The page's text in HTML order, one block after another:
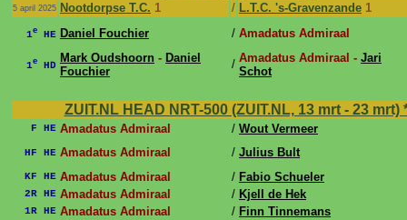
5 april 2025 Nootdorpse T.C. 1 / L.T.C. 's-Gravenzande 1
1e HE Daniel Fouchier / Amadatus Admiraal
1e HD
Mark Oudshoorn - Daniel
Fouchier
/ Amadatus Admiraal - Jari
Schot
ZUIT.NL HEAD NRT-500 (ZUIT.NL, 13 mrt - 23 mrt)
F HE Amadatus Admiraal / Wout Vermeer
HF HE Amadatus Admiraal / Julius Bult
KF HE Amadatus Admiraal / Fabio Schueler
2R HE Amadatus Admiraal / Kjell de Hek
1R HE Amadatus Admiraal / Finn Tinnemans